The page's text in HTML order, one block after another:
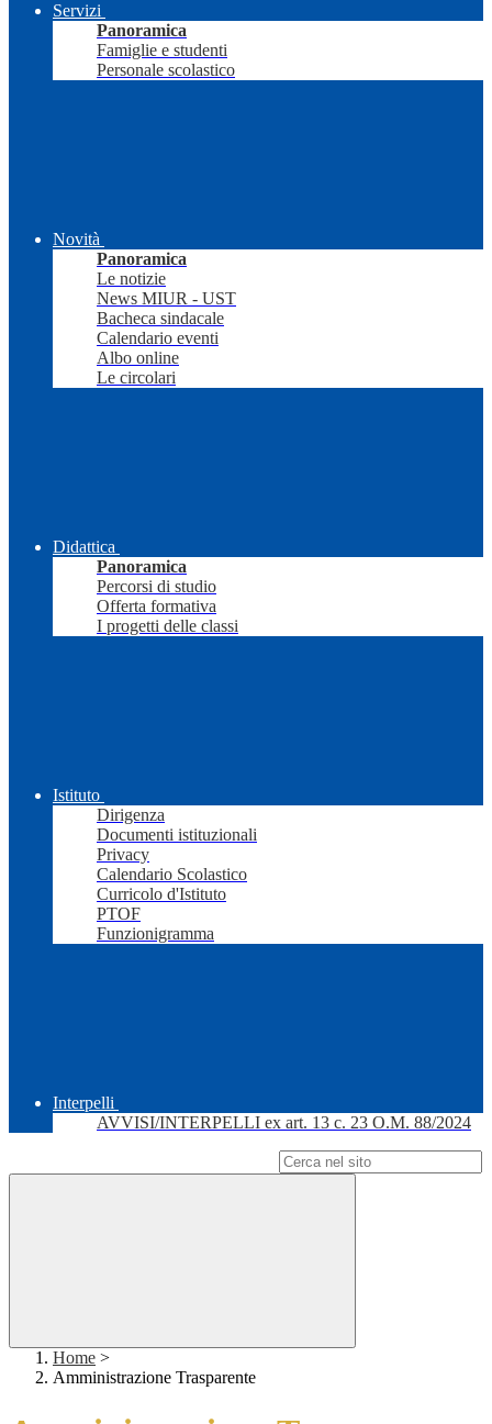
Servizi
Panoramica
Famiglie e studenti
Personale scolastico
Novità
Panoramica
Le notizie
News MIUR - UST
Bacheca sindacale
Calendario eventi
Albo online
Le circolari
Didattica
Panoramica
Percorsi di studio
Offerta formativa
I progetti delle classi
Istituto
Dirigenza
Documenti istituzionali
Privacy
Calendario Scolastico
Curricolo d'Istituto
PTOF
Funzionigramma
Interpelli
AVVISI/INTERPELLI ex art. 13 c. 23 O.M. 88/2024
Home >
Amministrazione Trasparente